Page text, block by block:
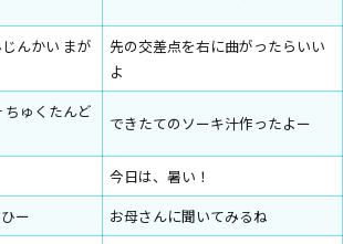
んかい まが
先の交差点を右に曲がったらいい
よ
ちゅくたんど
できたてのソーキ汁作ったよー
今日は、暑い！
ー
お母さんに聞いてみるね